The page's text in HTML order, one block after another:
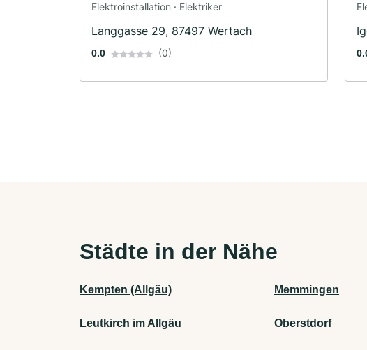
Elektroinstallation · Elektriker
Langgasse 29, 87497 Wertach
0.0 (0)
Städte in der Nähe
Kempten (Allgäu) Memmingen
Leutkirch im Allgäu Oberstdorf